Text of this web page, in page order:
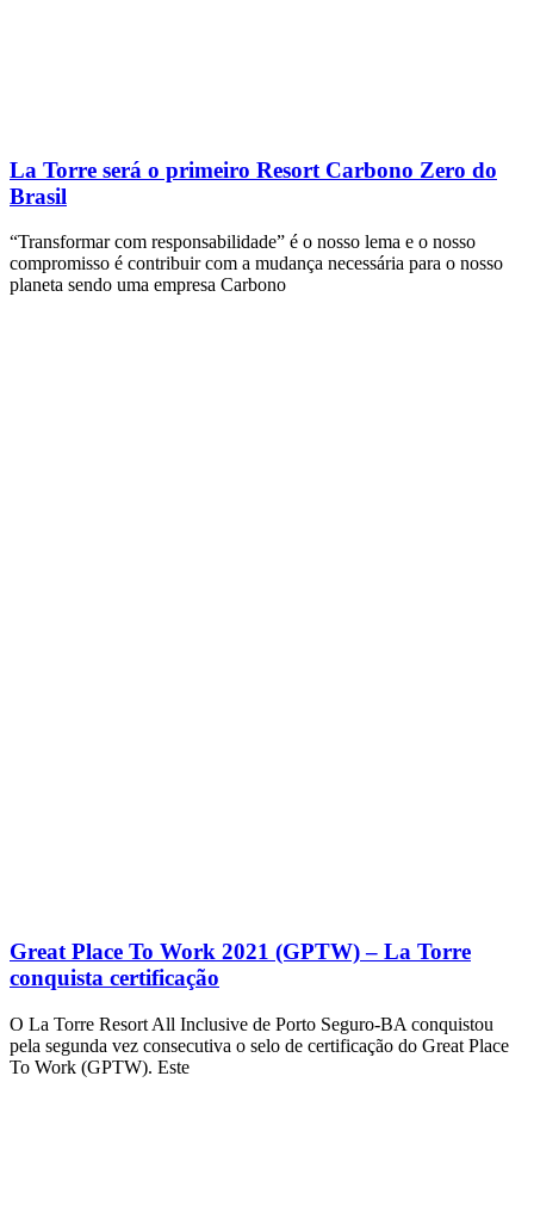
La Torre será o primeiro Resort Carbono Zero do
Brasil
“Transformar com responsabilidade” é o nosso lema e o nosso
compromisso é contribuir com a mudança necessária para o nosso
planeta sendo uma empresa Carbono
Great Place To Work 2021 (GPTW) – La Torre
conquista certificação
O La Torre Resort All Inclusive de Porto Seguro-BA conquistou
pela segunda vez consecutiva o selo de certificação do Great Place
To Work (GPTW). Este